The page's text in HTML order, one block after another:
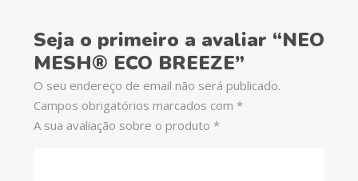
Seja o primeiro a avaliar “NEO
MESH® ECO BREEZE”
O seu endereço de email não será publicado.
Campos obrigatórios marcados com *
A sua avaliação sobre o produto *